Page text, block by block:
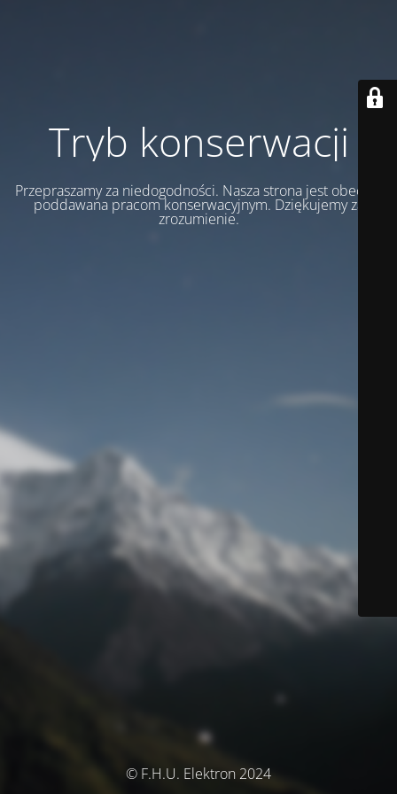
Tryb konserwacji
Przepraszamy za niedogodności. Nasza strona jest obecnie
poddawana pracom konserwacyjnym. Dziękujemy za
zrozumienie.
© F.H.U. Elektron 2024